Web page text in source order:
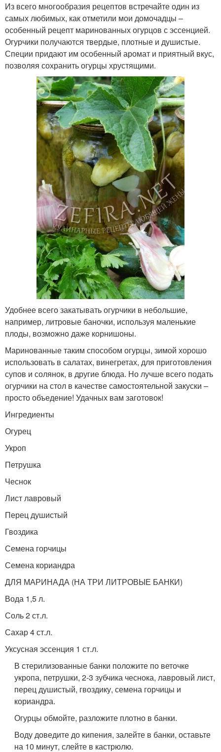
Из всего многообразия рецептов встречайте один из
самых любимых, как отметили мои домочадцы –
особенный рецепт маринованных огурцов с эссенцией.
Огурчики получаются твердые, плотные и душистые.
Специи придают им особенный аромат и приятный вкус,
позволяя сохранить огурцы хрустящими.
Удобнее всего закатывать огурчики в небольшие,
например, литровые баночки, используя маленькие
плоды, возможно даже корнишоны.
Маринованные таким способом огурцы, зимой хорошо
использовать в салатах, винегретах, для приготовления
супов и солянок, в другие блюда. Но лучше всего подать
огурчики на стол в качестве самостоятельной закуски –
просто объедение! Удачных вам заготовок!
Ингредиенты
Огурец
Укроп
Петрушка
Чеснок
Лист лавровый
Перец душистый
Гвоздика
Семена горчицы
Семена кориандра
ДЛЯ МАРИНАДА (НА ТРИ ЛИТРОВЫЕ БАНКИ)
Вода 1,5 л.
Соль 2 ст.л.
Сахар 4 ст.л.
Уксусная эссенция 1 ст.л.
В стерилизованные банки положите по веточке
укропа, петрушки, 2-3 зубчика чеснока, лавровый лист,
перец душистый, гвоздику, семена горчицы и
кориандра.
Огурцы обмойте, разложите плотно в банки.
Воду доведите до кипения, залейте в банки, оставьте
на 10 минут, слейте в кастрюлю.